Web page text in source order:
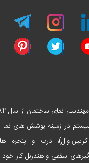
در زمینه پوشش های نما
کرتین وال)، درب و پنجره
سقفی و هندربل کار خود